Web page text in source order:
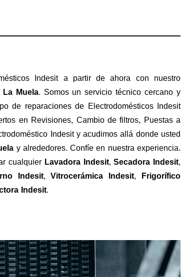
Indesit a partir de ahora con nuestro
Muela. Somos un servicio técnico cercano y
de reparaciones de Electrodomésticos Indesit
en Revisiones, Cambio de filtros, Puestas a
Indesit y acudimos allá donde usted
y alrededores. Confíe en nuestra experiencia.
cualquier Lavadora Indesit,Secadora Indesit,
Indesit,Vitrocerámica Indesit,
Frigorífico
Indesit.